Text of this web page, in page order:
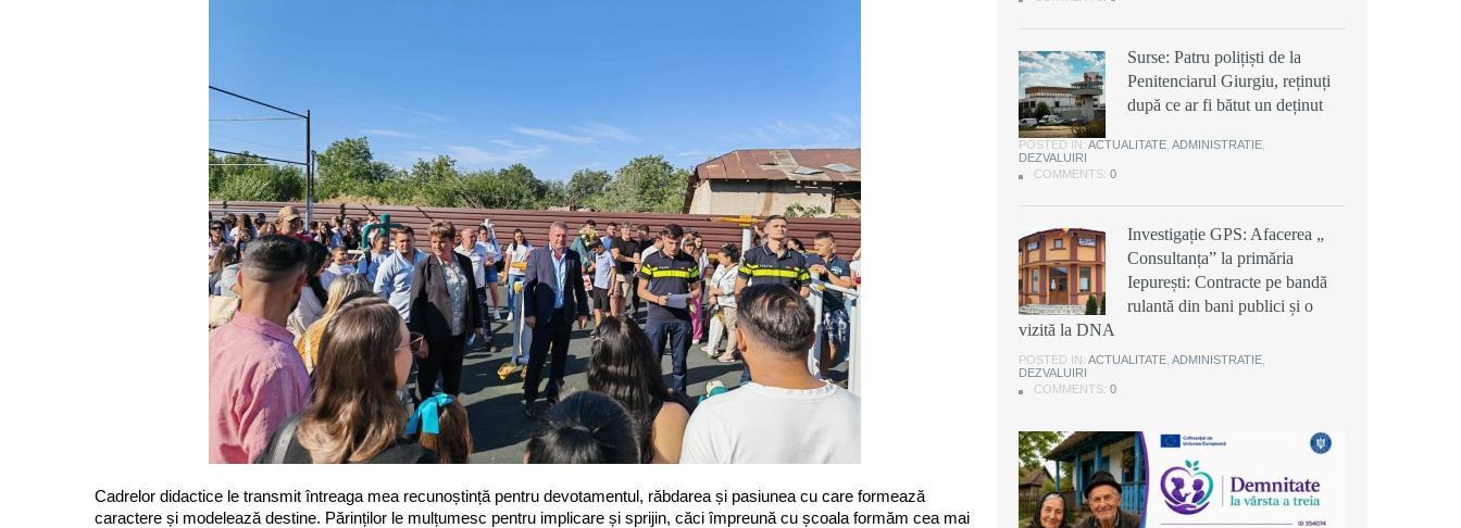
Cadrelor didactice le transmit întreaga mea recunoștință pentru devotamentul, răbdarea și pasiunea cu care formează
caractere și modelează destine. Părinților le mulțumesc pentru implicare și sprijin, căci împreună cu școala formăm cea mai
Surse: Patru polițiști de la
Penitenciarul Giurgiu, reținuți
după ce ar fi bătut un deținut
POSTED IN: ACTUALITATE ADMINISTRATIE
DEZVALUIRI
COMMENTS: 0
Investigație GPS: Afacerea „
Consultanța” la primăria
Iepurești: Contracte pe bandă
rulantă din bani publici și o
vizită la DNA
POSTED IN: ACTUALITATE ADMINISTRATIE
DEZVALUIRI
COMMENTS: 0